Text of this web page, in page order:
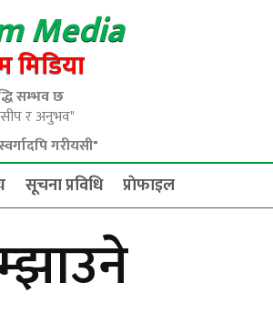
Media
सम्भव छ
सीप र अनुभव"
गरीयसी"
सूचना प्रविधि प्राेफाइल